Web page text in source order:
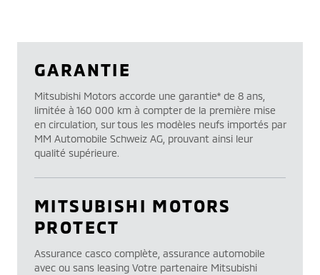
GARANTIE
Mitsubishi Motors accorde une garantie* de 8 ans,
limitée à 160 000 km à compter de la première mise
en circulation, sur tous les modèles neufs importés par
MM Automobile Schweiz AG, prouvant ainsi leur
qualité supérieure.
MITSUBISHI MOTORS
PROTECT
Assurance casco complète, assurance automobile
avec ou sans leasing Votre partenaire Mitsubishi